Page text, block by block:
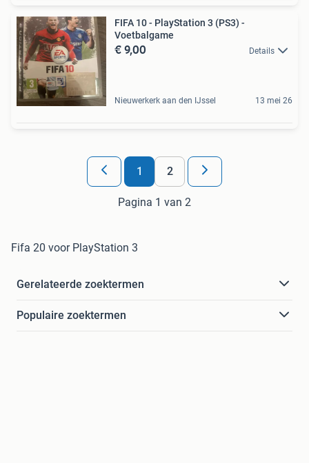
FIFA 10 - PlayStation 3 (PS3) -
Voetbalgame
€ 9,00 Details
Nieuwerkerk aan den IJssel 13 mei 26
1 2
Pagina 1 van 2
Fifa 20 voor PlayStation 3
Gerelateerde zoektermen
Populaire zoektermen